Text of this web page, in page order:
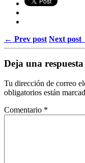
← Prev post Next post
Deja una respuesta
Tu dirección de correo
obligatorios están
Comentario *